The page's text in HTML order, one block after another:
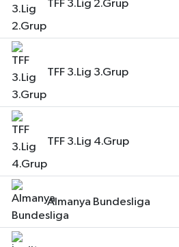
TFF 3.Lig 2.Grup
TFF 3.Lig 3.Grup
TFF 3.Lig 4.Grup
Almanya Bundesliga